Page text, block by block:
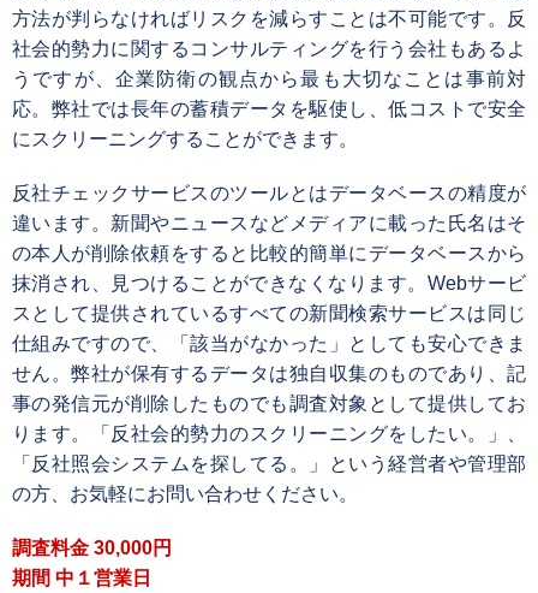
方法が判らなければリスクを減らすことは不可能です。反
社会的勢力に関するコンサルティングを行う会社もあるよ
うですが、企業防衛の観点から最も大切なことは事前対
応。弊社では長年の蓄積データを駆使し、低コストで安全
にスクリーニングすることができます。
反社チェックサービスのツールとはデータベースの精度が
違います。新聞やニュースなどメディアに載った氏名はそ
の本人が削除依頼をすると比較的簡単にデータベースから
抹消され、見つけることができなくなります。Webサービ
スとして提供されているすべての新聞検索サービスは同じ
仕組みですので、「該当がなかった」としても安心できま
せん。弊社が保有するデータは独自収集のものであり、記
事の発信元が削除したものでも調査対象として提供してお
ります。「反社会的勢力のスクリーニングをしたい。」、
「反社照会システムを探してる。」という経営者や管理部
の方、お気軽にお問い合わせください。
調査料金 30,000円
期間 中１営業日